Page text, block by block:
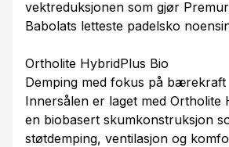
vektreduksjonen som gjør
Babolats letteste padelsko
Ortholite HybridPlus Bio
Demping med fokus på bærekraft
Innersålen er laget med Ortholite
en biobasert skumkonstruksjon
støtdemping, ventilasjon og